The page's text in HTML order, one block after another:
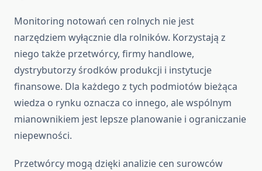
Monitoring notowań cen rolnych nie jest
narzędziem wyłącznie dla rolników. Korzystają z
niego także przetwórcy, firmy handlowe,
dystrybutorzy środków produkcji i instytucje
finansowe. Dla każdego z tych podmiotów bieżąca
wiedza o rynku oznacza co innego, ale wspólnym
mianownikiem jest lepsze planowanie i ograniczanie
niepewności.
Przetwórcy mogą dzięki analizie cen surowców